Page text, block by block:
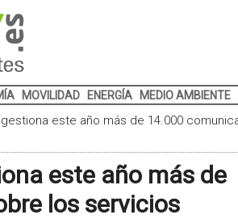
MOVILIDAD ENERGÍA MEDIO AMBIENTE
este año más de 14.000
este año más de
los servicios